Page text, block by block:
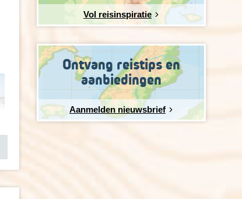
Vol reisinspiratie
Ontvang reistips en
aanbiedingen
Aanmelden nieuwsbrief